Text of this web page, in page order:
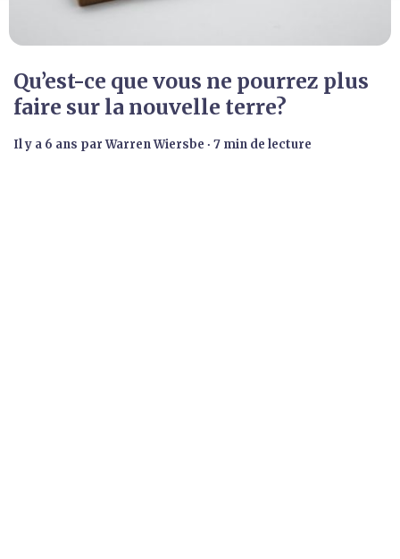
Qu’est-ce que vous ne pourrez plus
faire sur la nouvelle terre?
il y a 6 ans parWarren Wiersbe ∙ 7 min de lecture